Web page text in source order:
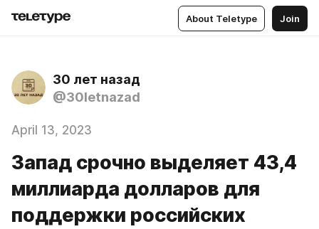
About Teletype Join
30 лет назад
@30letnazad
April 13, 2023
Запад срочно выделяет 43,4
миллиарда долларов для
поддержки российских